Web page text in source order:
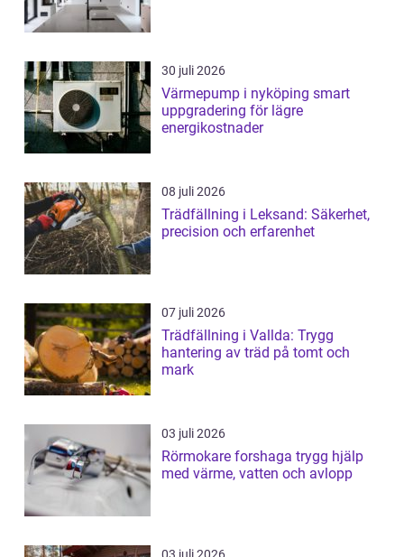
30 juli 2026
Värmepump i nyköping smart
uppgradering för lägre
energikostnader
08 juli 2026
Trädfällning i Leksand: Säkerhet,
precision och erfarenhet
07 juli 2026
Trädfällning i Vallda: Trygg
hantering av träd på tomt och
mark
03 juli 2026
Rörmokare forshaga trygg hjälp
med värme, vatten och avlopp